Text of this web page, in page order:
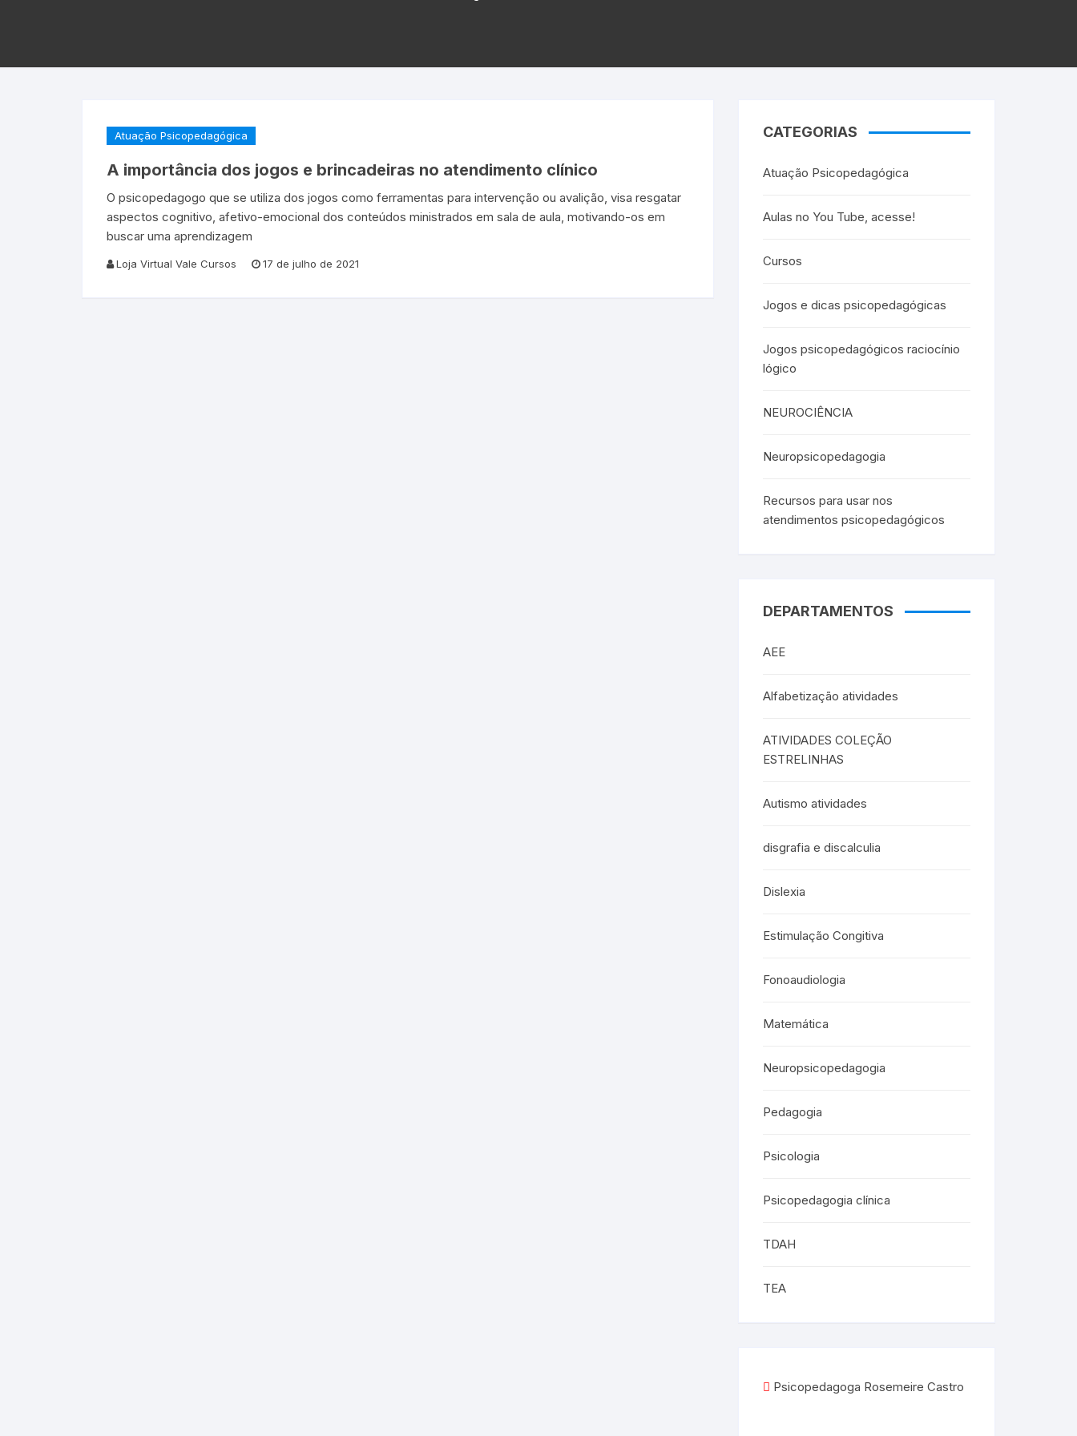
Atuação Psicopedagógica
A importância dos jogos e brincadeiras no atendimento clínico
O psicopedagogo que se utiliza dos jogos como ferramentas para intervenção ou avalição, visa resgatar
aspectos cognitivo, afetivo-emocional dos conteúdos ministrados em sala de aula, motivando-os em
buscar uma aprendizagem
Loja Virtual Vale Cursos 17 de julho de 2021
CATEGORIAS
Atuação Psicopedagógica
Aulas no You Tube, acesse!
Cursos
Jogos e dicas psicopedagógicas
Jogos psicopedagógicos raciocínio
lógico
NEUROCIÊNCIA
Neuropsicopedagogia
Recursos para usar nos
atendimentos psicopedagógicos
DEPARTAMENTOS
AEE
Alfabetização atividades
ATIVIDADES COLEÇÃO
ESTRELINHAS
Autismo atividades
disgrafia e discalculia
Dislexia
Estimulação Congitiva
Fonoaudiologia
Matemática
Neuropsicopedagogia
Pedagogia
Psicologia
Psicopedagogia clínica
TDAH
TEA
Psicopedagoga Rosemeire Castro